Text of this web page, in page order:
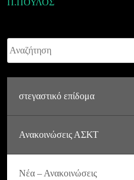
Π.ΠΟΥΛΟΣ
Αναζήτηση
στεγαστικό επίδομα
Ανακοινώσεις ΑΣΚΤ
Νέα – Ανακοινώσεις